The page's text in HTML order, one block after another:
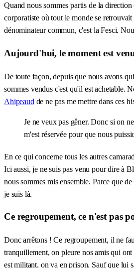
Quand nous sommes partis de la
corporatiste où tout le monde se retrouvait
dénominateur commun, c'est la Fesci.
Aujourd'hui, le moment est
De toute façon, depuis que nous avons
sommes vendus c'est qu'il est achetable.
Ahipeaud de ne pas me mettre dans ces
Je ne veux pas gêner. Donc si on
m'est réservée pour que nous
En ce qui concerne tous les autres
Ici aussi, je ne suis pas venu pour dire à
nous sommes mis ensemble. Parce que
je suis là.
Ce regroupement, ce n'est pas
Donc arrêtons ! Ce regroupement, il ne
tranquillement, on pleure nos amis qui
est militant, on va en prison. Sauf que lui